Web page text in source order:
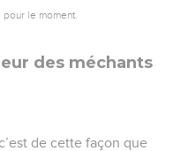
le moment.
des méchants
de cette façon que